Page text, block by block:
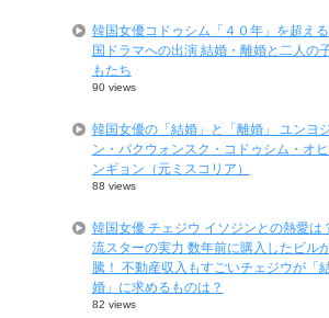
韓国女優コドゥシム「４０年」を超え
国ドラマへの出演 結婚・離婚と二人の
もたち
90 views
韓国女優の「結婚」と「離婚」 ユンヨ
ン・パクウォンスク・コドゥシム・オ
ンギョン（元ミスコリア）
88 views
韓国女優 チェジウ イソジンとの熱愛は
流スターの実力 数年前に購入したビル
騰！ 不動産収入もすごいチェジウが「
婚」に求めるものは？
82 views